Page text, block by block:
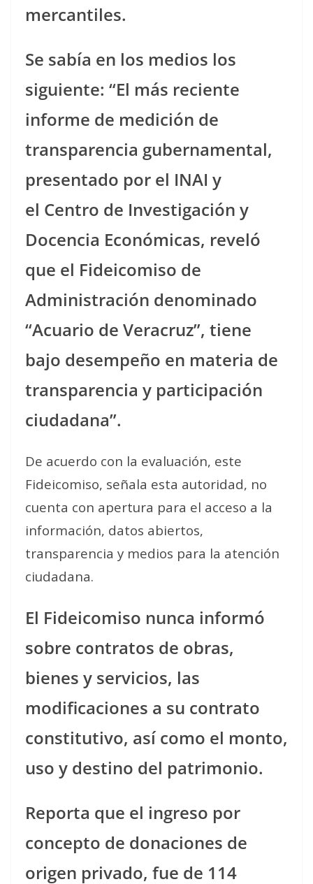
mercantiles.
Se sabía en los medios los
siguiente: “El más reciente
informe de medición de
transparencia gubernamental,
presentado por el INAI y
el Centro de Investigación y
Docencia Económicas, reveló
que el Fideicomiso de
Administración denominado
“Acuario de Veracruz”, tiene
bajo desempeño en materia de
transparencia y participación
ciudadana”.
De acuerdo con la evaluación, este
Fideicomiso, señala esta autoridad, no
cuenta con apertura para el acceso a la
información, datos abiertos,
transparencia y medios para la atención
ciudadana.
El Fideicomiso nunca informó
sobre contratos de obras,
bienes y servicios, las
modificaciones a su contrato
constitutivo, así como el monto,
uso y destino del patrimonio.
Reporta que el ingreso por
concepto de donaciones de
origen privado, fue de 114